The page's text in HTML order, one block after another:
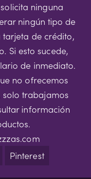
ninguna
ningún tipo de
de crédito,
Si esto sucede,
de inmediato.
no ofrecemos
solo trabajamos
información
Pinterest